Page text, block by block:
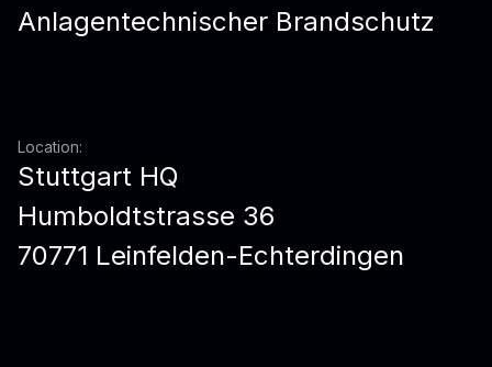
Anlagentechnischer Brandschutz
Location:
Stuttgart HQ
Humboldtstrasse 36
70771 Leinfelden-Echterdingen